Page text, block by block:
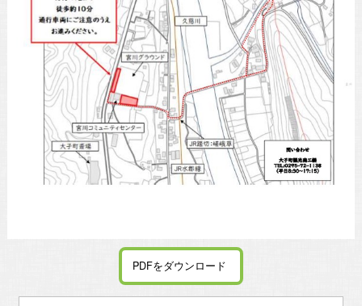
PDFをダウンロード